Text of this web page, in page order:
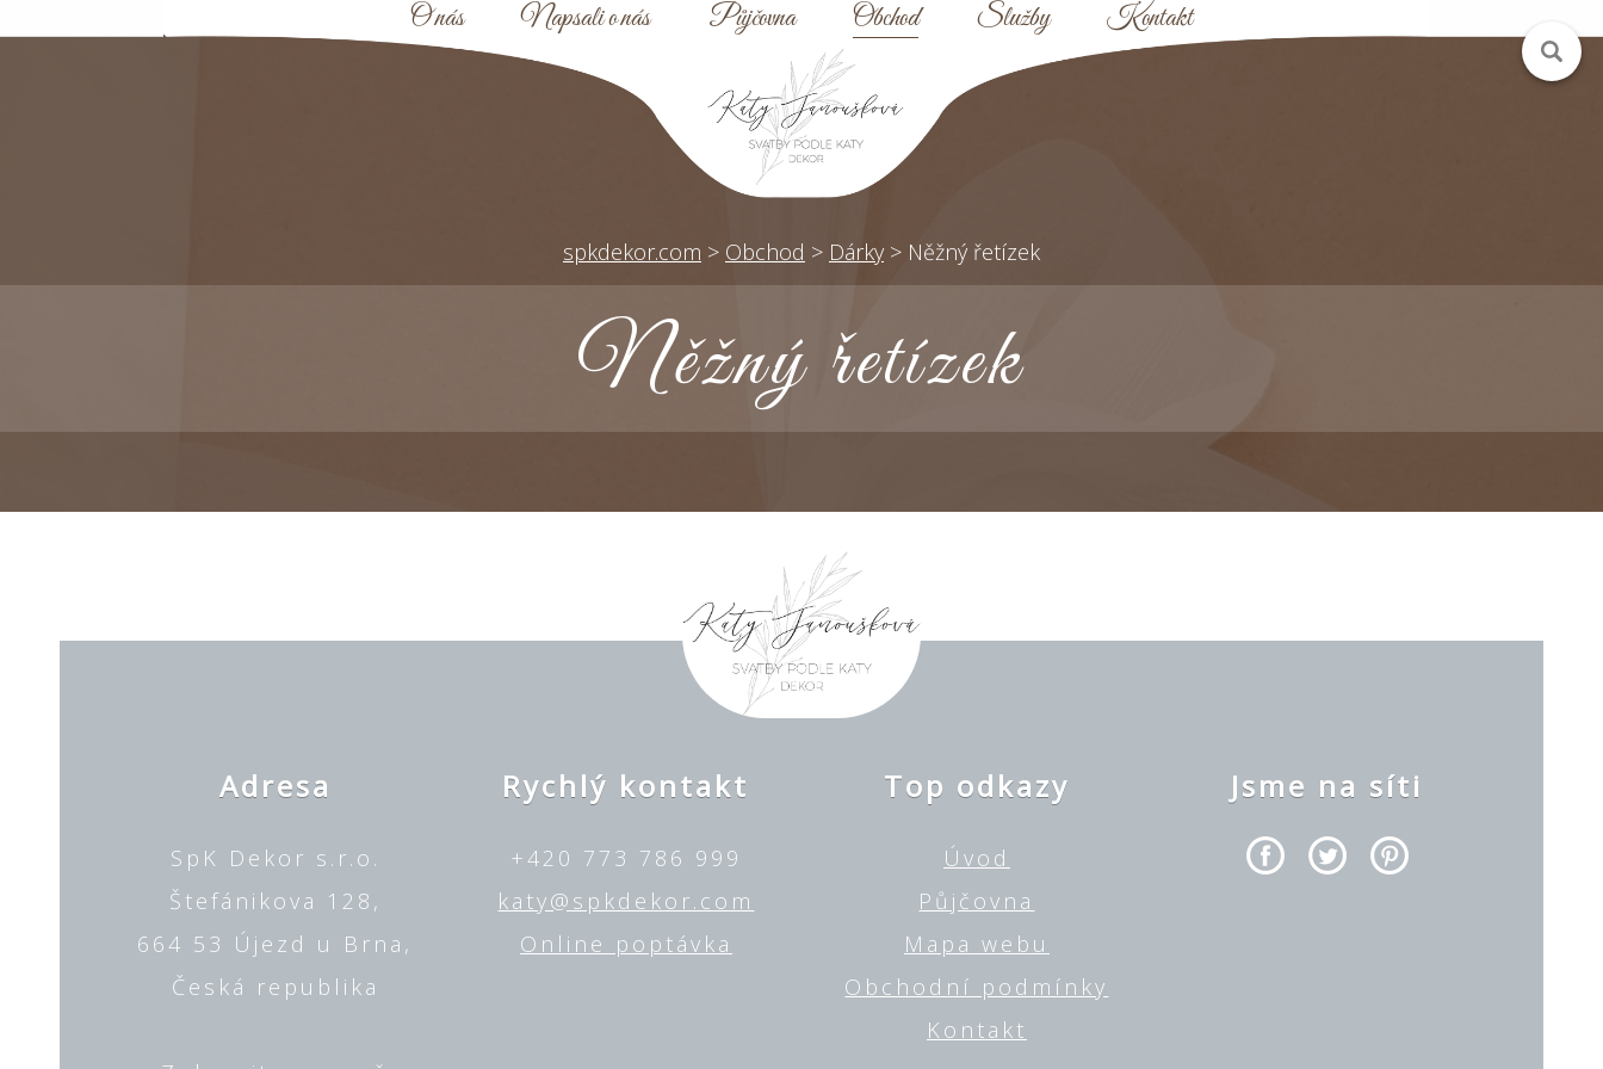
O nás Napsali o nás Půjčovna Obchod Služby Kontakt
spkdekor.com > Obchod > Dárky > Něžný řetízek
Něžný řetízek
Adresa
SpK Dekor s.r.o.
Štefánikova 128,
664 53 Újezd u Brna,
Česká republika
Rychlý kontakt
+420 773 786 999
katy@spkdekor.com
Online poptávka
Top odkazy
Úvod
Půjčovna
Mapa webu
Obchodní podmínky
Kontakt
Jsme na síti